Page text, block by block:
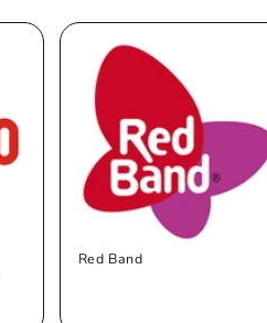
Red Band